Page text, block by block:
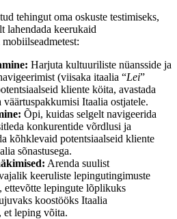
tehingut oma oskuste testimiseks,
lahendada keerukaid
Harjuta kultuuriliste nüansside ja
(viisaka itaalia “Lei”
kliente köita, avastada
väärtuspakkumisi Itaalia ostjatele.
Õpi, kuidas selgelt navigeerida
konkurentide võrdlusi ja
kõhklevaid potentsiaalseid kliente
sõnastusega.
Arenda suulist
keeruliste lepingutingimuste
ettevõtte lepingute lõplikuks
koostööks Itaalia
et leping võita.